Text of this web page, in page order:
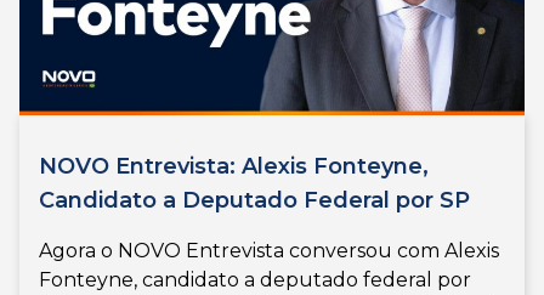
NOVO Entrevista: Alexis Fonteyne,
Candidato a Deputado Federal por SP
Agora o NOVO Entrevista conversou com Alexis
Fonteyne, candidato a deputado federal por